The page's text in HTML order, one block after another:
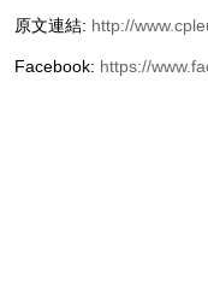
原文連結: http://
Facebook: https://